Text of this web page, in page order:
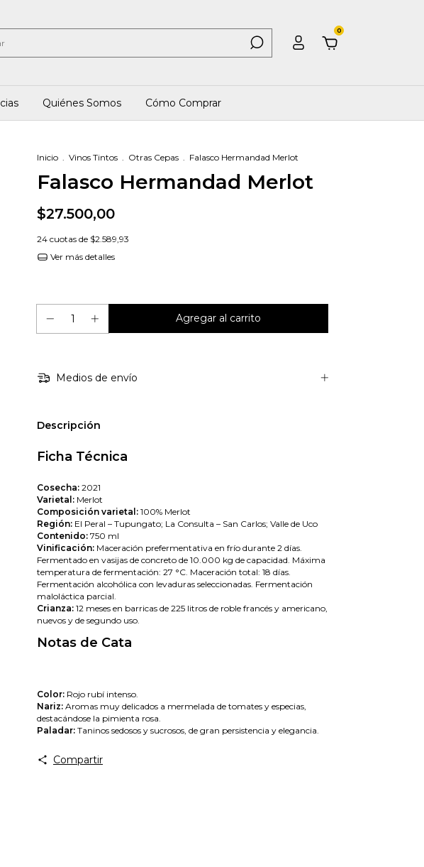
0
Quiénes Somos Cómo Comprar
Inicio . Vinos Tintos . Otras Cepas . Falasco Hermandad Merlot
Falasco Hermandad Merlot
$27.500,00
24 cuotas de $2.589,93
Ver más detalles
Medios de envío
Descripción
Ficha Técnica
Cosecha: 2021
Varietal: Merlot
Composición varietal: 100% Merlot
Región: El Peral – Tupungato; La Consulta – San Carlos; Valle de Uco
Contenido: 750 ml
Vinificación: Maceración prefermentativa en frío durante 2 días.
Fermentado en vasijas de concreto de 10.000 kg de capacidad. Máxima
temperatura de fermentación: 27 °C. Maceración total: 18 días.
Fermentación alcohólica con levaduras seleccionadas. Fermentación
maloláctica parcial.
Crianza: 12 meses en barricas de 225 litros de roble francés y americano,
nuevos y de segundo uso.
Notas de Cata
Color: Rojo rubí intenso.
Nariz: Aromas muy delicados a mermelada de tomates y especias,
destacándose la pimienta rosa.
Paladar: Taninos sedosos y sucrosos, de gran persistencia y elegancia.
Compartir